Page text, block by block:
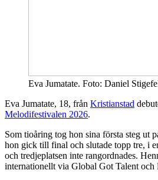
Eva Jumatate. Foto: Daniel
Eva Jumatate, 18, från Kristianstad
Melodifestivalen 2026.
Som tioåring tog hon sina första steg ut
hon gick till final och slutade topp tre, i
och tredjeplatsen inte rangordnades.
internationellt via Global Got Talent och